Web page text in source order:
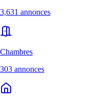
3,631 annonces
Chambres
303 annonces